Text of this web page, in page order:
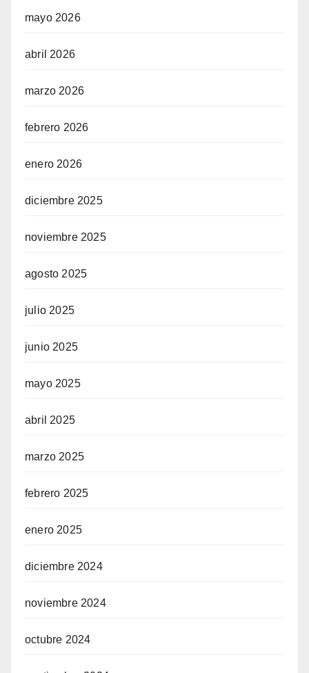
mayo 2026
abril 2026
marzo 2026
febrero 2026
enero 2026
diciembre 2025
noviembre 2025
agosto 2025
julio 2025
junio 2025
mayo 2025
abril 2025
marzo 2025
febrero 2025
enero 2025
diciembre 2024
noviembre 2024
octubre 2024